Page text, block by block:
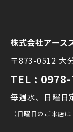
株式会社アース
〒873-0512 大
TEL :
毎週水、日曜日
（日曜日のご来店